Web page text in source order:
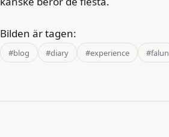
Bilden är tagen:
#blog #diary #experience #falun